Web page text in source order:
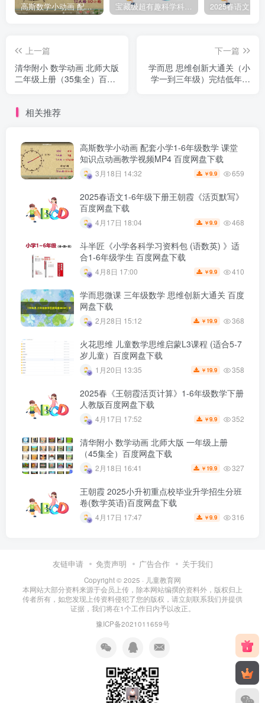
高斯数学小动画 配套小学1-6年级数学 课堂知识点动画教学视频MP4 百度网盘下载 宝藏级超有趣科学科普动画《土豆逗严肃科普》第二季 百度网盘下载
上一篇
清华附小 数学动画 北师大版
二年级上册（35集全）百度
下一篇
学而思 思维创新大通关（小
学一到三年级）完结低年级
相关推荐
高斯数学小动画 配套小学1-6年级数学 课堂
知识点动画教学视频MP4 百度网盘下载
3月18日 14:32 ￥9.9 659
2025春语文1-6年级下册王朝霞《活页默写》
百度网盘下载
4月17日 18:04 ￥9.9 468
斗半匠《小学各科学习资料包 (语数英) 》适
合1-6年级学生 百度网盘下载
4月8日 17:00 ￥9.9 410
学而思微课 三年级数学 思维创新大通关 百度
网盘下载
2月28日 15:12 ￥ 19.9 368
火花思维 儿童数学思维启蒙L3课程 (适合5-7
岁儿童）百度网盘下载
1月20日 13:35 ￥ 19.9 358
2025春《王朝霞活页计算》1-6年级数学下册
人教版百度网盘下载
4月17日 17:52 ￥9.9 352
清华附小 数学动画 北师大版 一年级上册
（45集全）百度网盘下载
2月18日 16:41 ￥ 19.9 327
王朝霞 2025小升初重点校毕业升学招生分班
卷(数学英语)百度网盘下载
4月17日 17:47 ￥9.9 316
友链申请 免责声明 广告合作 关于我们
Copyright © 2025 · 儿童教育网
本网站大部分资料来源于会员上传，除本网站编撰的资料外，版权归上
传者所有，如您发现上传资料侵犯了您的版权，请立刻联系我们并提供
证据，我们将在1个工作日内予以改正。
豫ICP备2021011659号